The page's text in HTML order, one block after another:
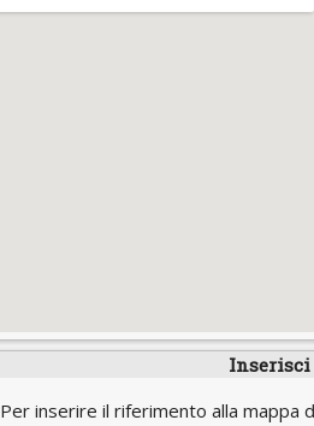
Inserisci
Per inserire il riferimento alla mappa